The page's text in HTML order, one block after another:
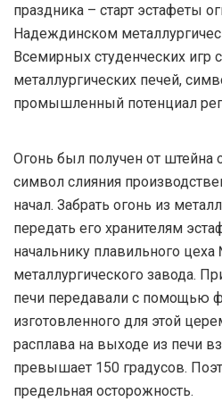
праздника – старт эстафеты
Надеждинском
Всемирных студенческих игр
металлургических печей,
промышленный потенциал
Огонь был получен от штейна
символ слияния
начал. Забрать огонь из
передать его хранителям
начальнику плавильного
металлургического завода.
печи передавали с помощью
изготовленного для этой
расплава на выходе из печи
превышает 150 градусов.
предельная осторожность.